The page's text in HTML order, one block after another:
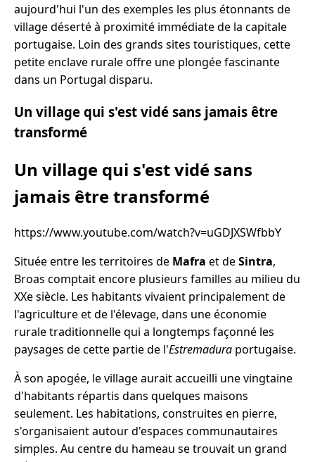
aujourd'hui l'un des exemples les plus étonnants de
village déserté à proximité immédiate de la capitale
portugaise. Loin des grands sites touristiques, cette
petite enclave rurale offre une plongée fascinante
dans un Portugal disparu.
Un village qui s'est vidé sans jamais être
transformé
Un village qui s'est vidé sans
jamais être transformé
https://www.youtube.com/watch?v=uGDJXSWfbbY
Située entre les territoires de Mafra et deSintra,
Broas comptait encore plusieurs familles au milieu du
XXe siècle. Les habitants vivaient principalement de
l'agriculture et de l'élevage, dans une économie
rurale traditionnelle qui a longtemps façonné les
paysages de cette partie de l'Estremadura portugaise.
À son apogée, le village aurait accueilli une vingtaine
d'habitants répartis dans quelques maisons
seulement. Les habitations, construites en pierre,
s'organisaient autour d'espaces communautaires
simples. Au centre du hameau se trouvait un grand